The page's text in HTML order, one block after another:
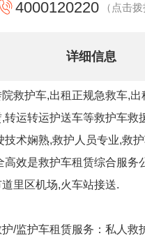
4000120220 （点击
详细信息
救护车,出租正规急救车,
转运转运护送车等救护车救
技术娴熟,救护人员专业,救
高效是救护车租赁综合服务
里区机场,火车站接送.
/监护车租赁服务：私人救